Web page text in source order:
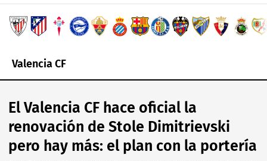
Valencia CF
El Valencia CF hace oficial la
renovación de Stole Dimitrievski
pero hay más: el plan con la portería